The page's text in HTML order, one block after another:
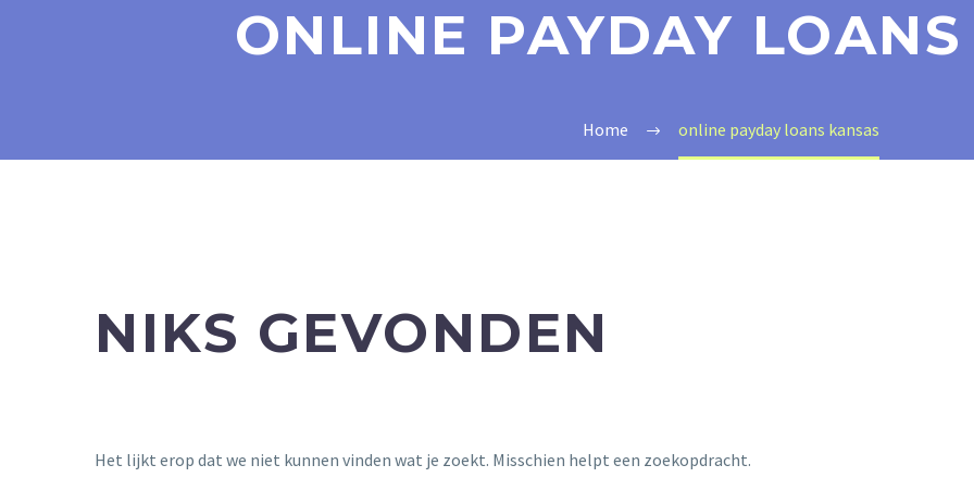
ONLINE PAYDAY
Home online payday loans kansas
NIKS GEVONDEN
Het lijkt erop dat we niet kunnen vinden wat je zoekt. Misschien helpt een zoekopdracht.